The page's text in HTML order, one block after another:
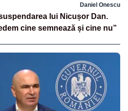
Daniel Onescu
lui Nicușor Dan.
cine semnează și cine nu”